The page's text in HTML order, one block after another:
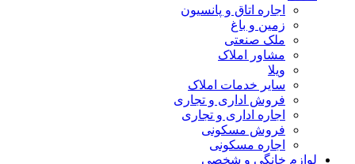
اجاره اتاق و پانسیون
زمین و باغ
ملک صنعتی
مشاور املاک
ویلا
سایر خدمات املاک
فروش اداری و تجاری
اجاره اداری و تجاری
فروش مسکونی
اجاره مسکونی
لوازم خانگی و شخصی